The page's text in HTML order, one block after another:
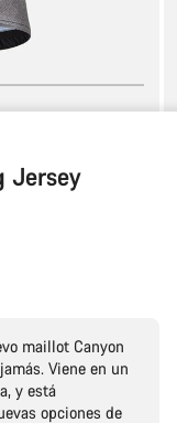
Jersey
maillot Canyon
Viene en un
y está
opciones de